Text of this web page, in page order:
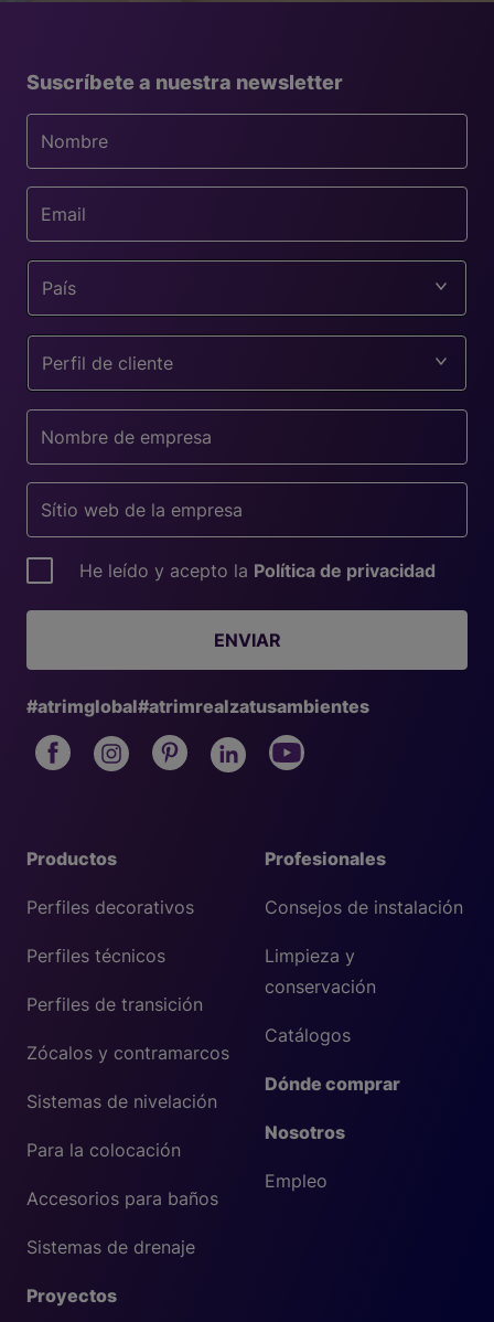
Profesionales
Consejos de instalación
Limpieza y
conservación
Catálogos
Dónde comprar
Nosotros
Empleo
Productos
Perfiles decorativos
Perfiles técnicos
Perfiles de transición
Zócalos y contramarcos
Sistemas de nivelación
Para la colocación
Accesorios para baños
Sistemas de drenaje
Proyectos
Suscríbete a nuestra newsletter
País
Perfil de cliente
He leído y acepto la Política de privacidad
ENVIAR
#atrimglobal#atrimrealzatusambientes